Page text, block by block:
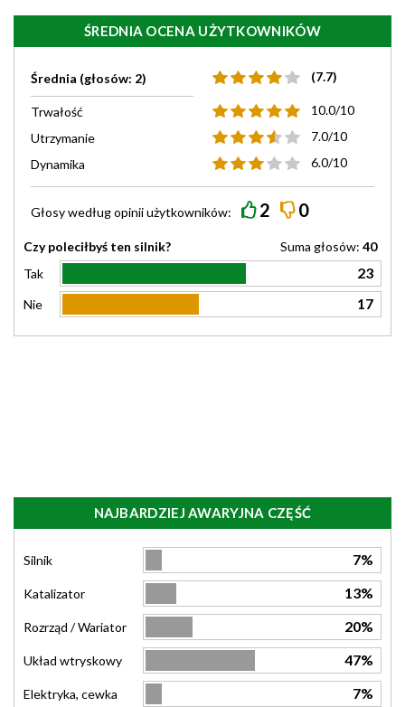
ŚREDNIA OCENA UŻYTKOWNIKÓW
Średnia (głosów: 2) (7.7)
Trwałość
10.0/10
Utrzymanie
7.0/10
Dynamika
6.0/10
Głosy wedługopiniiużytkowników: 2 0
Czy poleciłbyś ten silnik? Suma głosów: 40
Tak
23
Nie 17
NAJBARDZIEJ AWARYJNA CZĘŚĆ
Silnik 7%
Katalizator 13%
Rozrząd / Wariator 20%
Układ wtryskowy 47%
Elektryka, cewka 7%